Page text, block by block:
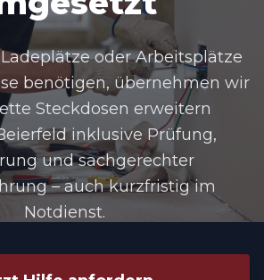
oder Arbeitsplätze
benötigen, übernehmen wir
Steckdosen erweitern
inklusive Prüfung,
und sachgerechter
– auch kurzfristig im
Notdienst.